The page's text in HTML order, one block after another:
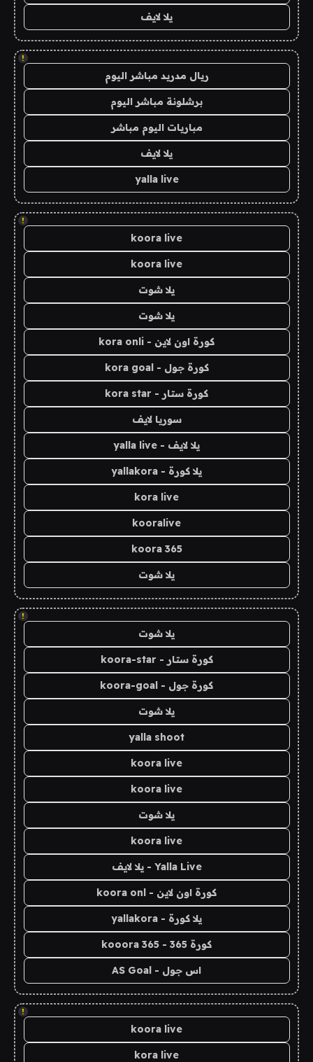
يلا لايف
!
ريال مدريد مباشر اليوم
برشلونة مباشر اليوم
مباريات اليوم مباشر
يلا لايف
yalla live
!
koora live
koora live
يلا شوت
يلا شوت
كورة اون لاين - kora onli
كورة جول - kora goal
كورة ستار - kora star
سوريا لايف
يلا لايف - yalla live
يلا كورة - yallakora
kora live
kooralive
koora 365
يلا شوت
!
يلا شوت
كورة ستار - koora-star
كورة جول - koora-goal
يلا شوت
yalla shoot
koora live
koora live
يلا شوت
koora live
Yalla Live - يلا لايف
كورة اون لاين - koora onl
يلا كورة - yallakora
كورة 365 - kooora 365
اس جول - AS Goal
!
koora live
kora live